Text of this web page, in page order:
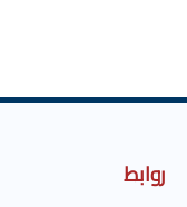
روابط